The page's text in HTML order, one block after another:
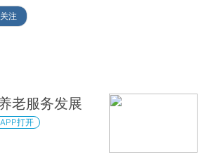
注
老服务发展
APP打开